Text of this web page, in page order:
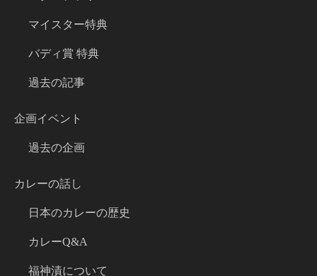
マイスター特典
バディ賞 特典
過去の記事
企画イベント
過去の企画
カレーの話し
日本のカレーの歴史
カレーQ&A
福神漬について